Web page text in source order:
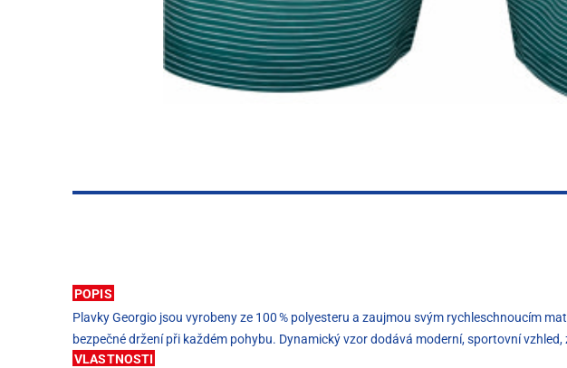
POPIS
Plavky Georgio jsou vyrobeny ze 100 % polyesteru a zaujmou svým rychleschnoucím
bezpečné držení při každém pohybu. Dynamický vzor dodává moderní, sportovní
VLASTNOSTI